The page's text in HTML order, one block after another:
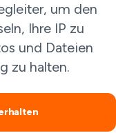
um den
Ihre IP zu
und Dateien
zu halten.